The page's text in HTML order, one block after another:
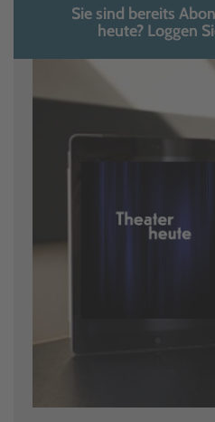
Sie sind bereits
heute? Loggen